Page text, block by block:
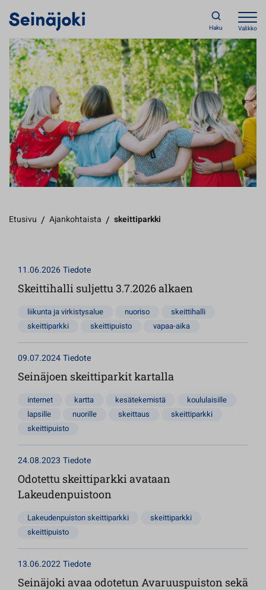
Haku Valikko
Etusivu / Ajankohtaista / skeittiparkki
11.06.2026Tiedote
Skeittihalli suljettu 3.7.2026 alkaen
liikunta ja virkistysalue nuoriso
skeittihalli
skeittiparkki
skeittipuisto vapaa-aika
09.07.2024Tiedote
Seinäjoen skeittiparkit kartalla
internet kartta kesätekemistä
koululaisille
lapsille
nuorille skeittaus
skeittiparkki
skeittipuisto
24.08.2023 Tiedote
Odotettu skeittiparkki avataan
Lakeudenpuistoon
Lakeudenpuiston skeittiparkki
skeittiparkki
skeittipuisto
13.06.2022Tiedote
Seinäjoki avaa odotetun Avaruuspuiston sekä